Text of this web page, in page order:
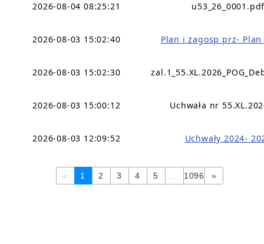
2026-08-04 08:25:21
2026-08-03 15:02:40 Plan i zagosp prz-
2026-08-03 15:02:30
2026-08-03 15:00:12 Uchwała nr
2026-08-03 12:09:52 Uchwały 2024-
« 1 2 3 4 5 1096 »